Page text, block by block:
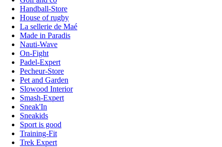
Handball-Store
House of rugby
La sellerie de Maé
Made in Paradis
Nauti-Wave
On-Fight
Padel-Expert
Pecheur-Store
Pet and Garden
Slowood Interior
Smash-Expert
Sneak'In
Sneakids
Sport is good
Training-Fit
Trek Expert